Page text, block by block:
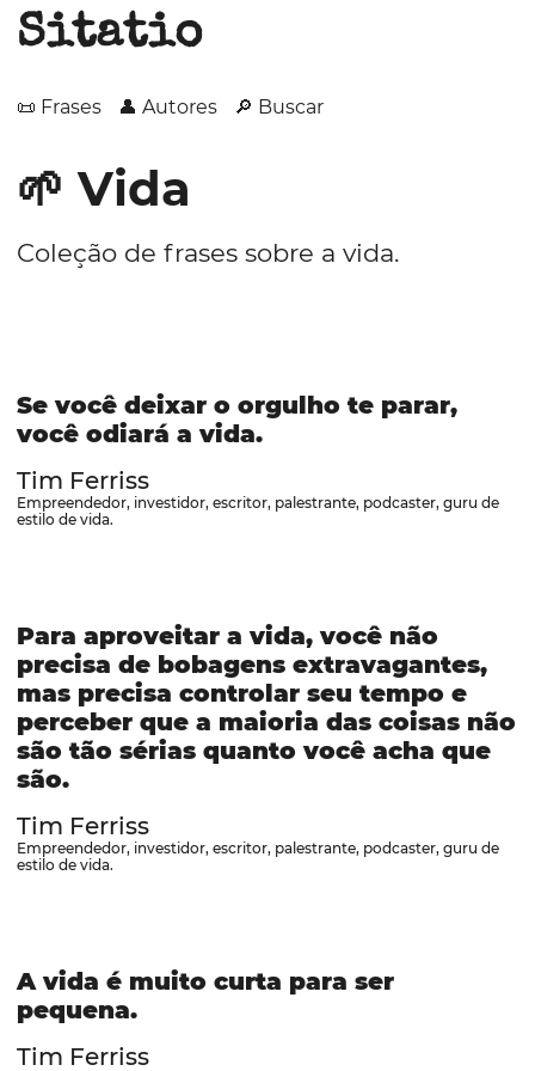
Sitatio
📜 Frases 👤 Autores 🔎 Buscar
🌱 Vida
Coleção de frases sobre a vida.
Se você deixar o orgulho te parar,
você odiará a vida.
Tim Ferriss
Empreendedor, investidor, escritor, palestrante, podcaster, guru de
estilo de vida.
Para aproveitar a vida, você não
precisa de bobagens extravagantes,
mas precisa controlar seu tempo e
perceber que a maioria das coisas não
são tão sérias quanto você acha que
são.
Tim Ferriss
Empreendedor, investidor, escritor, palestrante, podcaster, guru de
estilo de vida.
A vida é muito curta para ser
pequena.
Tim Ferriss